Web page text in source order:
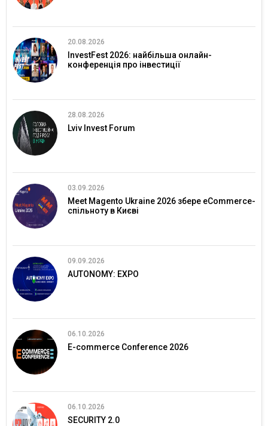
20.08.2026
InvestFest 2026: найбільша онлайн-
конференція про інвестиції
28.08.2026
Lviv Invest Forum
03.09.2026
Meet Magento Ukraine 2026 збере eCommerce-
спільноту в Києві
09.09.2026
AUTONOMY: EXPO
06.10.2026
E-commerce Conference 2026
06.10.2026
SECURITY 2.0